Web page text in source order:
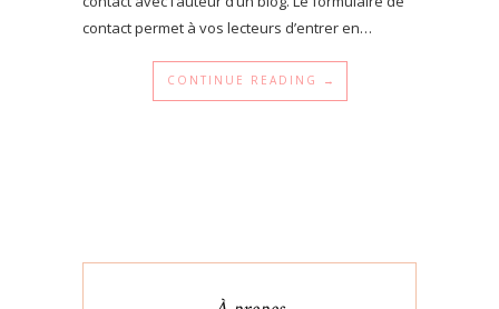
contact permet à vos lecteurs d’entrer en…
CONTINUE READING →